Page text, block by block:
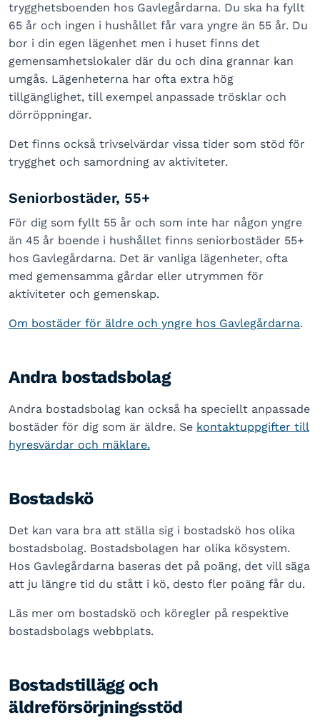
trygghetsboenden hos Gavlegårdarna. Du ska ha fyllt
65 år och ingen i hushållet får vara yngre än 55 år. Du
bor i din egen lägenhet men i huset finns det
gemensamhetslokaler där du och dina grannar kan
umgås. Lägenheterna har ofta extra hög
tillgänglighet, till exempel anpassade trösklar och
dörröppningar.
Det finns också trivselvärdar vissa tider som stöd för
trygghet och samordning av aktiviteter.
Seniorbostäder, 55+
För dig som fyllt 55 år och som inte har någon yngre
än 45 år boende i hushållet finns seniorbostäder 55+
hos Gavlegårdarna. Det är vanliga lägenheter, ofta
med gemensamma gårdar eller utrymmen för
aktiviteter och gemenskap.
Om bostäder för äldre och yngre hos Gavlegårdarna.
Andra bostadsbolag
Andra bostadsbolag kan också ha speciellt anpassade
bostäder för dig som är äldre. Se kontaktuppgifter till
hyresvärdar och mäklare.
Bostadskö
Det kan vara bra att ställa sig i bostadskö hos olika
bostadsbolag. Bostadsbolagen har olika kösystem.
Hos Gavlegårdarna baseras det på poäng, det vill säga
att ju längre tid du stått i kö, desto fler poäng får du.
Läs mer om bostadskö och köregler på respektive
bostadsbolags webbplats.
Bostadstillägg och
äldreförsörjningsstöd